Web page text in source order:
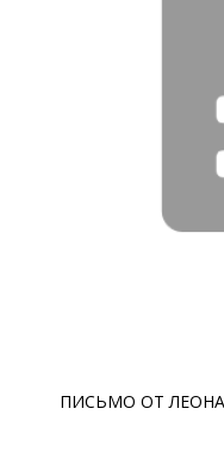
ПИСЬМО ОТ ЛЕОНА